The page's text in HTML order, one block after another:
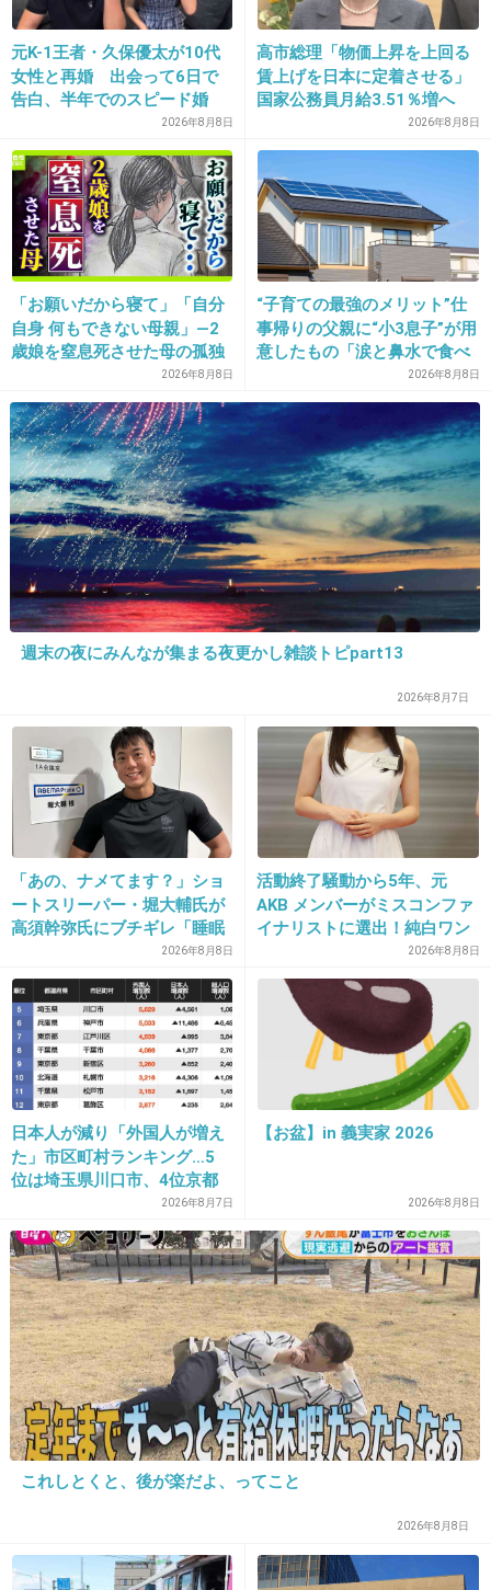
+111 -5
2013/08/03(土) 12:47:08
わたしもファミチキ好きです〜♪
+59
15. 匿名2013/08/03(土) 12:48:37
売ってる店舗少ないけど
ファミマのチーズ入った
フランクフルト激うまやった。
-5
ファミマのポテトが一番好きだな
+73
やっぱりアメリカンドック☆
+107 -3
18. 匿名2013/08/03(土) 12:52:43
からあげくんのチーズ！
19. 匿名2013/08/03(土) 12:53:27
ファミマのスーパーウルトラマグナムトルネードチキン
は、スパイスがきいていて美味しいですよね☆
+7 -2
20. 匿名2013/08/03(土) 12:53:39
12
+22 -1
元K-1王者・久保優太が10代
女性と再婚 出会って6日で
告白、半年でのスピード婚
2026年8月8日
高市総理「物価上昇を上回る
賃上げを日本に定着させる」
国家公務員月給3.51％増へ
2026年8月8日
「お願いだから寝て」「自分
自身 何もできない母親」―2
歳娘を窒息死させた母の孤独
「娘は『ママどうして』と」
限界の年子ワンオペ育児 法
廷での懺悔と声なきSOS
2026年8月8日
“子育ての最強のメリット”仕
事帰りの父親に“小3息子”が用
意したもの「涙と鼻水で食べ
れない」「震える」の声2026年8月8日
週末の夜にみんなが集まる夜更かし雑談トピpart13
2026年8月7日
「あの、ナメてます？」ショ
ートスリーパー・堀大輔氏が
高須幹弥氏にブチギレ「睡眠
不足の人＝キレやすい」SNS
で物議
2026年8月8日
活動終了騒動から5年、元
AKB メンバーがミスコンファ
イナリストに選出！純白ワン
2026年8月8日
日本人が減り「外国人が増え
た」市区町村ランキング…5
位は埼玉県川口市、4位京都
市、ではトップ3は？2026年8月7日
【お盆】in 義実家 2026
2026年8月8日
これしとくと、後が楽だよ、ってこと
2026年8月8日